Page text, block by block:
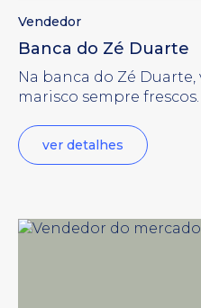
Vendedor
Banca do Zé Duarte
Na banca do Zé Duarte,
marisco sempre frescos.
ver detalhes